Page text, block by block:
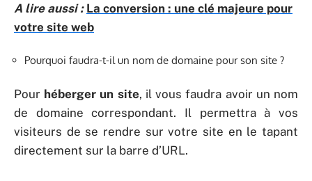
A lire aussi : La conversion : une clé majeure pour
votre site web
Pourquoi faudra-t-il un nom de domaine pour son site ?
Pour héberger un site, il vous faudra avoir un nom
de domaine correspondant. Il permettra à vos
visiteurs de se rendre sur votre site en le tapant
directement sur la barre d’URL.